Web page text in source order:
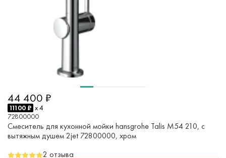
44 400 ₽
11100 ₽ x 4
72800000
Смеситель для кухонной мойки hansgrohe Talis M54 210, с
вытяжным душем 2jet 72800000, хром
2 отзыва